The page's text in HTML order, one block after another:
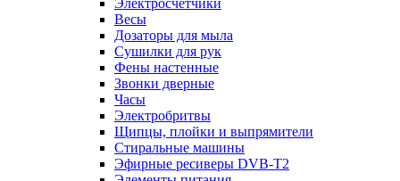
Электросчетчики
Весы
Дозаторы для мыла
Сушилки для рук
Фены настенные
Звонки дверные
Часы
Электробритвы
Щипцы, плойки и выпрямители
Стиральные машины
Эфирные ресиверы DVB-T2